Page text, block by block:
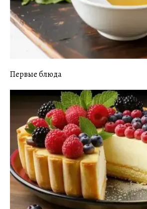
Первые блюда